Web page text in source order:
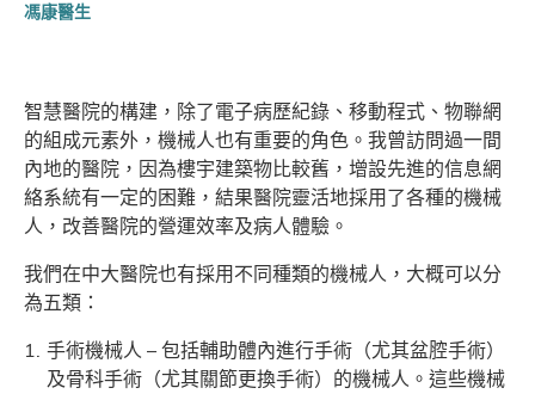
馮康醫生
智慧醫院的構建，除了電子病歷紀錄、移動程式、物聯網
的組成元素外，機械人也有重要的角色。我曾訪問過一間
內地的醫院，因為樓宇建築物比較舊，增設先進的信息網
絡系統有一定的困難，結果醫院靈活地採用了各種的機械
人，改善醫院的營運效率及病人體驗。
我們在中大醫院也有採用不同種類的機械人，大概可以分
為五類：
手術機械人 – 包括輔助體內進行手術（尤其盆腔手術）
及骨科手術（尤其關節更換手術）的機械人。這些機械